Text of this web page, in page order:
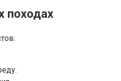
походах